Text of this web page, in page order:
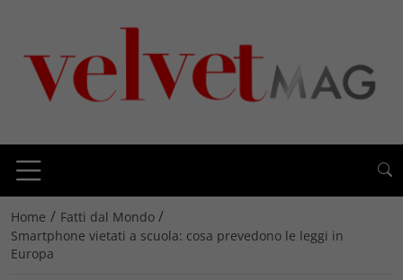
Home / Fatti dal Mondo /
Smartphone vietati a scuola: cosa prevedono le leggi in
Europa